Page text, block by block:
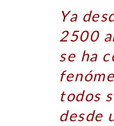
Ya
2500
se ha
todos
desde